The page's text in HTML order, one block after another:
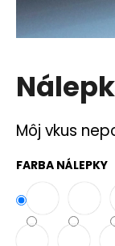
Môj vkus
FARBA NÁLEPKY
á
j
ť
?